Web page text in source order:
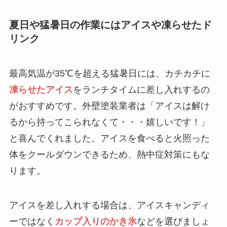
夏日や猛暑日の作業にはアイスや凍らせたド
リンク
最高気温が35℃を超える猛暑日には、カチカチに
凍らせたアイスをランチタイムに差し入れするの
がおすすめです。外壁塗装業者は「アイスは解け
るから持ってこられなくて・・・嬉しいです！」
と喜んでくれました。アイスを食べると火照った
体をクールダウンできるため、熱中症対策にもな
ります。
アイスを差し入れする場合は、アイスキャンディ
ーではなく カップ入りのかき氷などを選びましょ